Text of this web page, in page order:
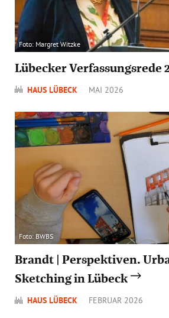
Foto: Margret Witzke
Lübecker Verfassungsrede
HAUS LÜBECK MAI 2026
Foto: BWBS
Brandt | Perspektiven.
Sketching in Lübeck
HAUS LÜBECK FEBRUAR 2026